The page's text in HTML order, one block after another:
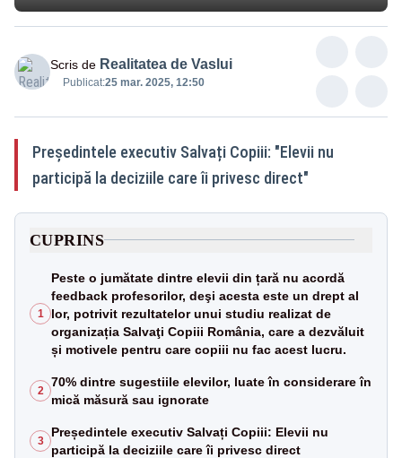
Scris de Realitatea de Vaslui
Publicat:25 mar. 2025, 12:50
Președintele executiv Salvați Copiii: "Elevii nu
participă la deciziile care îi privesc direct"
CUPRINS
1
Peste o jumătate dintre elevii din țară nu acordă
feedback profesorilor, deşi acesta este un drept al
lor, potrivit rezultatelor unui studiu realizat de
organizația Salvaţi Copiii România, care a dezvăluit
și motivele pentru care copiii nu fac acest lucru.
2
70% dintre sugestiile elevilor, luate în considerare în
mică măsură sau ignorate
3
Președintele executiv Salvați Copiii: Elevii nu
participă la deciziile care îi privesc direct